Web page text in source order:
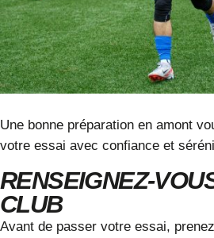
Une bonne préparation en amont
votre essai avec confiance et
RENSEIGNEZ-
CLUB
Avant de passer votre essai,